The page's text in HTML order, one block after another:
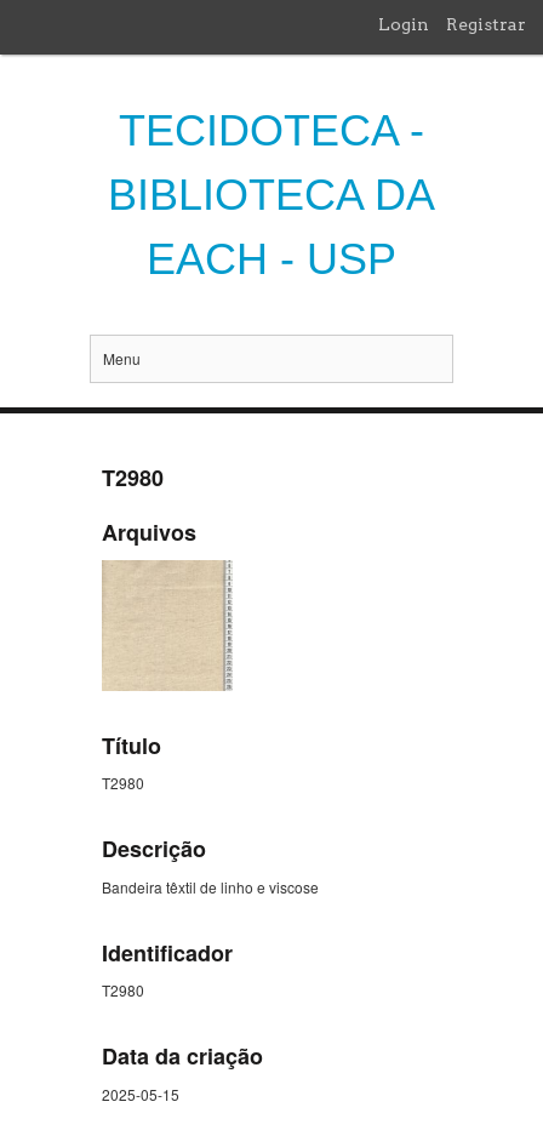
Login Registrar
TECIDOTECA -
BIBLIOTECA DA
EACH - USP
Menu
T2980
Arquivos
Título
T2980
Descrição
Bandeira têxtil de linho e viscose
Identificador
T2980
Data da criação
2025-05-15